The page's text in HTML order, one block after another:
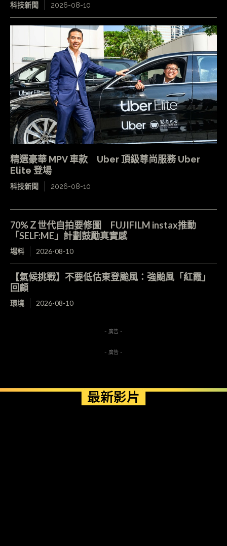
科技新聞 2026-08-10
精選豪華 MPV 車款 Uber 頂級尊尚服務 Uber
Elite 登場
科技新聞 2026-08-10
70%Ｚ世代自拍要修圖 FUJIFILM instax推動
「SELF:ME」計劃鼓勵真實感
場料 2026-08-10
【氣候挑戰】不要低估東登颱風：強颱風「紅霞」
回顧
環境 2026-08-10
- 廣告 -
- 廣告 -
最新影片